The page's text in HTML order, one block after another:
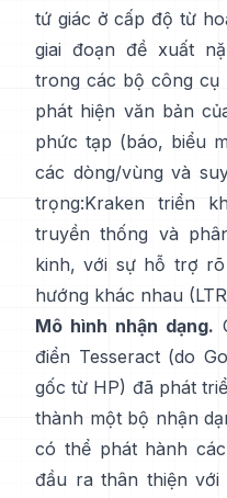
tứ giác ở cấp độ từ
giai đoạn đề xuất
trong các bộ công cụ
phát hiện văn bản
phức tạp (báo, biểu
các dòng/vùng và
trọng:Kraken
triển
truyền thống và
kinh, với sự hỗ trợ
hướng khác nhau
Mô hình nhận dạng.
điển Tesseract (do
gốc từ HP) đã phát
thành một bộ nhận
có thể phát hành
đầu ra thân thiện với